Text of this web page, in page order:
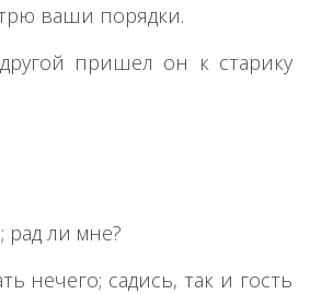
ваши порядки.
пришел он к старику
рад ли мне?
нечего; садись, так и гость